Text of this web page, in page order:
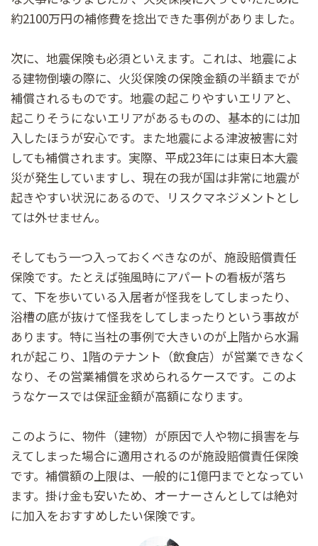
約2100万円の補修費を捻出できた事例がありました。
次に、地震保険も必須といえます。これは、地震によ
る建物倒壊の際に、火災保険の保険金額の半額までが
補償されるものです。地震の起こりやすいエリアと、
起こりそうにないエリアがあるものの、基本的には加
入したほうが安心です。また地震による津波被害に対
しても補償されます。実際、平成23年には東日本大震
災が発生していますし、現在の我が国は非常に地震が
起きやすい状況にあるので、リスクマネジメントとし
ては外せません。
そしてもう一つ入っておくべきなのが、施設賠償責任
保険です。たとえば強風時にアパートの看板が落ち
て、下を歩いている入居者が怪我をしてしまったり、
浴槽の底が抜けて怪我をしてしまったりという事故が
あります。特に当社の事例で大きいのが上階から水漏
れが起こり、1階のテナント（飲食店）が営業できなく
なり、その営業補償を求められるケースです。このよ
うなケースでは保証金額が高額になります。
このように、物件（建物）が原因で人や物に損害を与
えてしまった場合に適用されるのが施設賠償責任保険
です。補償額の上限は、一般的に1億円までとなってい
ます。掛け金も安いため、オーナーさんとしては絶対
に加入をおすすめしたい保険です。